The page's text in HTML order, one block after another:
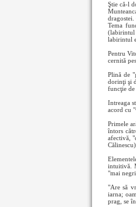
Ştie că-l
Tema
(labirintul
labirintul
Pentru
cernită
Plină de
dorinţi şi
funcţie de
Intreaga
acord cu
Primele
întors
afectivă,
Călinescu).
intuitivă.
"mai
"Are să
iarna;
prag, se